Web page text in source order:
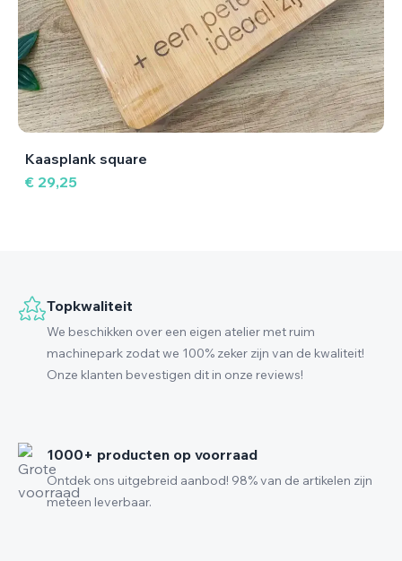
Kaasplank square
€ 29,25
Topkwaliteit
We beschikken over een eigen atelier met ruim
machinepark zodat we 100% zeker zijn van de kwaliteit!
Onze klanten bevestigen dit in onze reviews!
1000+ producten op voorraad
Ontdek ons uitgebreid aanbod! 98% van de artikelen zijn
meteen leverbaar.